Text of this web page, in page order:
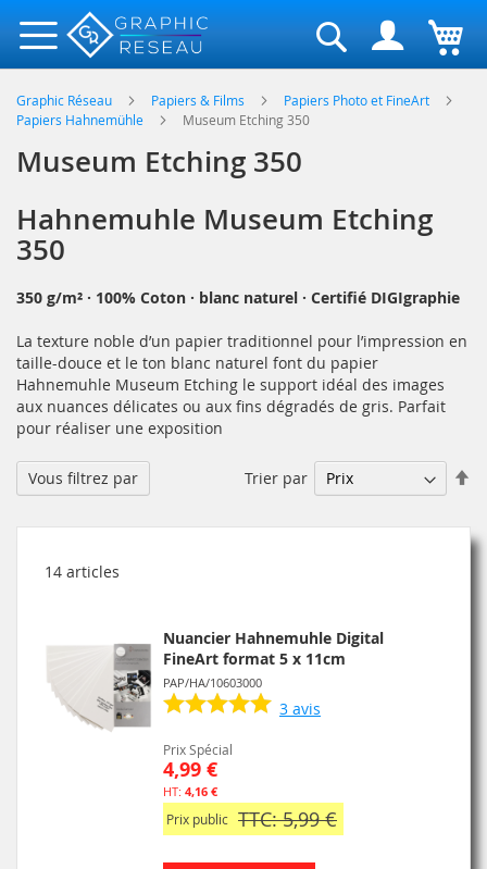
Rechercher
Graphic Réseau Papiers & Films
Papiers Photo et FineArt
Papiers Hahnemühle
Museum Etching 350
Museum Etching 350
Hahnemuhle Museum Etching
350
350 g/m² · 100% Coton · blanc naturel · Certifié DIGIgraphie
La texture noble d’un papier traditionnel pour l’impression en
taille-douce et le ton blanc naturel font du papier
Hahnemuhle Museum Etching le support idéal des images
aux nuances délicates ou aux fins dégradés de gris. Parfait
pour réaliser une exposition
14 articles
Trier par
Nuancier Hahnemuhle Digital
FineArt format 5 x 11cm
PAP/HA/10603000
3 avis
Prix Spécial
4,99 €
4,16 €
Prix public TTC: 5,99 €
Vous filtrez par